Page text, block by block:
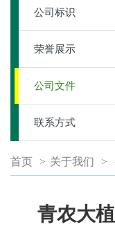
公司标识
荣誉展示
公司文件
联系方式
首页 > 关于我们 >
青农大